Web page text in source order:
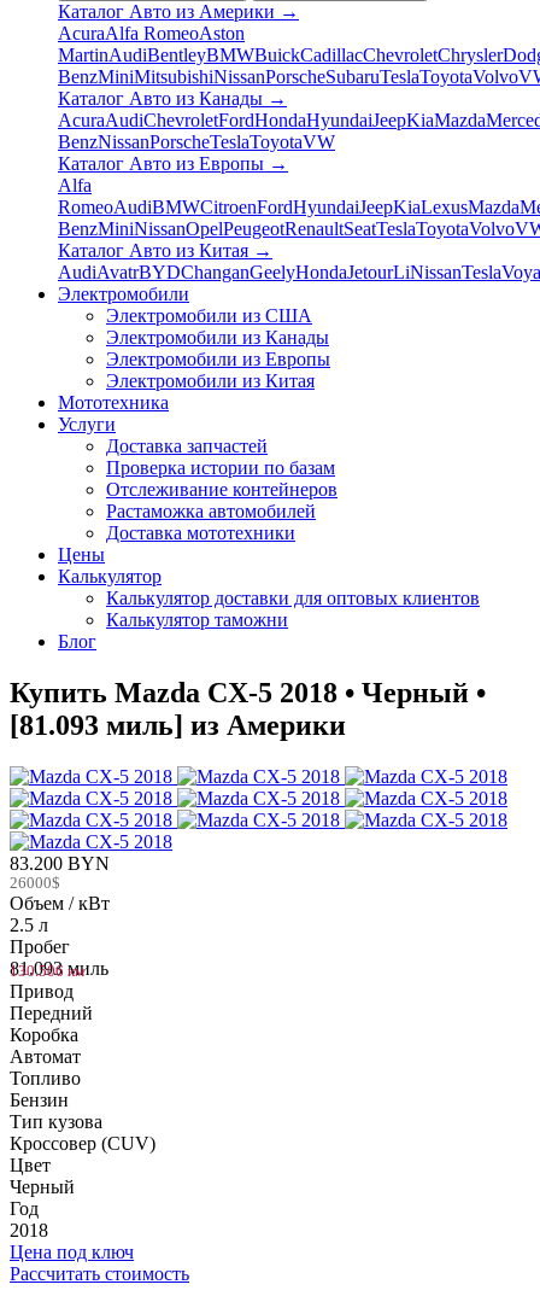
Каталог Авто из Америки →
AcuraAlfa RomeoAston
MartinAudiBentleyBMWBuickCadillacChevroletChrysler
BenzMiniMitsubishiNissanPorscheSubaruTeslaToyotaVolvo
Каталог Авто из Канады →
AcuraAudiChevroletFordHondaHyundaiJeepKiaMazda
BenzNissanPorscheTeslaToyotaVW
Каталог Авто из Европы →
Alfa
RomeoAudiBMWCitroenFordHyundaiJeepKiaLexusMazda
BenzMiniNissanOpelPeugeotRenaultSeatTeslaToyotaVolvo
Каталог Авто из Китая →
AudiAvatrBYDChanganGeelyHondaJetourLiNissanTesla
Электромобили
Электромобили из США
Электромобили из Канады
Электромобили из Европы
Электромобили из Китая
Мототехника
Услуги
Доставка запчастей
Проверка истории по базам
Отслеживание контейнеров
Растаможка автомобилей
Доставка мототехники
Цены
Калькулятор
Калькулятор доставки для оптовых клиентов
Калькулятор таможни
Блог
Купить Mazda CX-5 2018 • Черный •
[81.093 миль] из Америки
83.200 BYN
26000$
Объем / кВт
2.5 л
Пробег
81.093 миль
130.506 км
Привод
Передний
Коробка
Автомат
Топливо
Бензин
Тип кузова
Кроссовер (CUV)
Цвет
Черный
Год
2018
Цена под ключ
Рассчитать стоимость